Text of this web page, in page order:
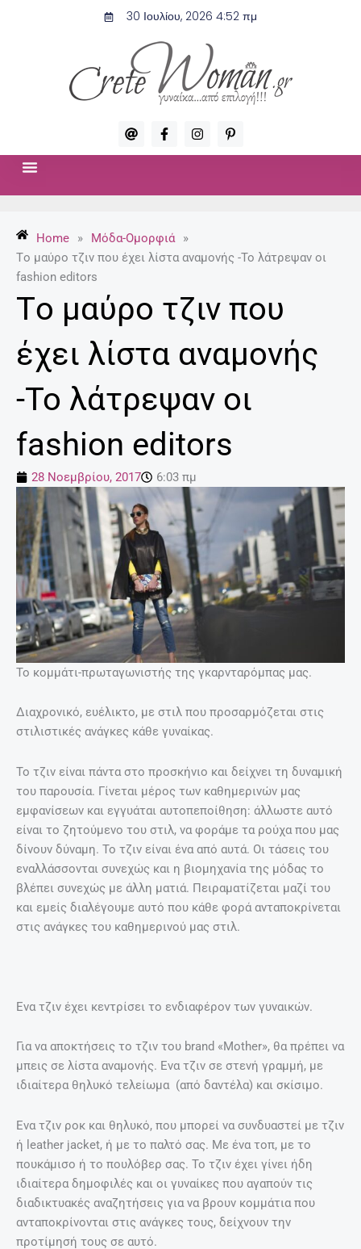
30 Ιουλίου, 2026 4:52 πμ
A
t
F
a
c
f
I
n
s
P
i
n
p
Home » Μόδα-Ομορφιά
»
Tο μαύρο τζιν που έχει λίστα αναμονής -Το λάτρεψαν οι
fashion editors
Tο μαύρο τζιν που
έχει λίστα αναμονής
-Το λάτρεψαν οι
fashion editors
28 Νοεμβρίου, 2017 6:03 πμ
Το κομμάτι-πρωταγωνιστής της γκαρνταρόμπας μας.
Διαχρονικό, ευέλικτο, με στιλ που προσαρμόζεται στις
στιλιστικές ανάγκες κάθε γυναίκας.
Το τζιν είναι πάντα στο προσκήνιο και δείχνει τη δυναμική
του παρουσία. Γίνεται μέρος των καθημερινών μας
εμφανίσεων και εγγυάται αυτοπεποίθηση: άλλωστε αυτό
είναι το ζητούμενο του στιλ, να φοράμε τα ρούχα που μας
δίνουν δύναμη. Το τζιν είναι ένα από αυτά. Οι τάσεις του
εναλλάσσονται συνεχώς και η βιομηχανία της μόδας το
βλέπει συνεχώς με άλλη ματιά. Πειραματίζεται μαζί του
και εμείς διαλέγουμε αυτό που κάθε φορά ανταποκρίνεται
στις ανάγκες του καθημερινού μας στιλ.
Ενα τζιν έχει κεντρίσει το ενδιαφέρον των γυναικών.
Για να αποκτήσεις το τζιν του brand «Μοther», θα πρέπει να
μπεις σε λίστα αναμονής. Ενα τζιν σε στενή γραμμή, με
ιδιαίτερα θηλυκό τελείωμα (από δαντέλα) και σκίσιμο.
Ενα τζιν ροκ και θηλυκό, που μπορεί να συνδυαστεί με τζιν
ή leather jacket, ή με το παλτό σας. Με ένα τοπ, με το
πουκάμισο ή το πουλόβερ σας. Το τζιν έχει γίνει ήδη
ιδιαίτερα δημοφιλές και οι γυναίκες που αγαπούν τις
διαδικτυακές αναζητήσεις για να βρουν κομμάτια που
ανταποκρίνονται στις ανάγκες τους, δείχνουν την
προτίμησή τους σε αυτό.